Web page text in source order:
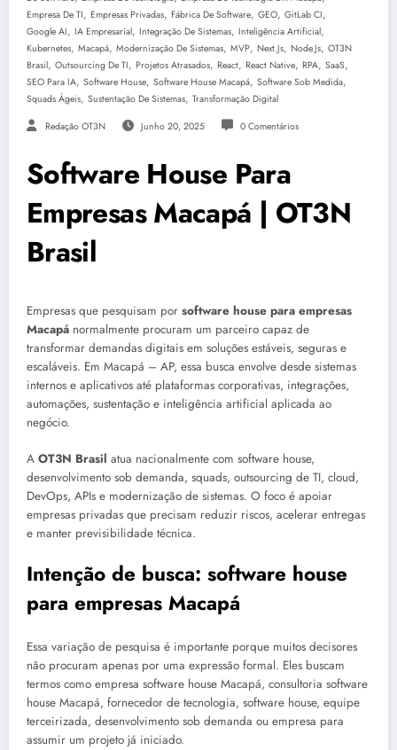
Empresa De TI, Empresas Privadas, Fábrica De Software, GEO, GitLab CI,
Google AI, IA Empresarial, Integração De Sistemas, Inteligência Artificial,
Kubernetes, Macapá, Modernização De Sistemas, MVP, Next.js, Node.js, OT3N
Brasil, Outsourcing De TI, Projetos Atrasados, React, React Native, RPA, SaaS,
SEO Para IA, Software House, Software House Macapá, Software Sob Medida,
Squads Ágeis, Sustentação De Sistemas, Transformação Digital
Redação OT3N Junho 20, 2025 0 Comentários
Software House Para
Empresas Macapá | OT3N
Brasil
Empresas que pesquisam por software house para empresas
Macapá normalmente procuram um parceiro capaz de
transformar demandas digitais em soluções estáveis, seguras e
escaláveis. Em Macapá – AP, essa busca envolve desde sistemas
internos e aplicativos até plataformas corporativas, integrações,
automações, sustentação e inteligência artificial aplicada ao
negócio.
A OT3N Brasil atua nacionalmente com software house,
desenvolvimento sob demanda, squads, outsourcing de TI, cloud,
DevOps, APIs e modernização de sistemas. O foco é apoiar
empresas privadas que precisam reduzir riscos, acelerar entregas
e manter previsibilidade técnica.
Intenção de busca: software house
para empresas Macapá
Essa variação de pesquisa é importante porque muitos decisores
não procuram apenas por uma expressão formal. Eles buscam
termos como empresa software house Macapá, consultoria software
house Macapá, fornecedor de tecnologia, software house, equipe
terceirizada, desenvolvimento sob demanda ou empresa para
assumir um projeto já iniciado.